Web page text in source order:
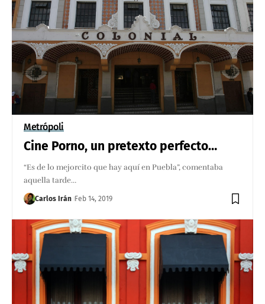
Metrópoli
Cine Porno, un pretexto perfecto…
“Es de lo mejorcito que hay aquí en Puebla”, comentaba
aquella tarde…
Carlos Irán Feb 14, 2019